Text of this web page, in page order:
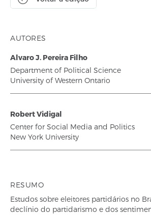
AUTORES
Alvaro J. Pereira Filho
Department of Political Science
University of Western Ontario
Robert Vidigal
Center for Social Media and Politics
New York University
RESUMO
Estudos sobre eleitores partidários no
declínio do partidarismo e dos